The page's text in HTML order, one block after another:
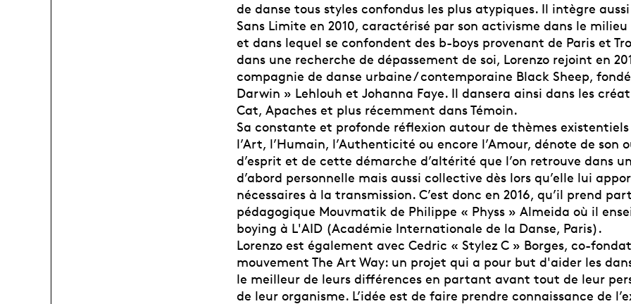
de danse tous styles confondus les plus atypiques. Il intègre
Sans Limite en 2010, caractérisé par son activisme dans le
et dans lequel se confondent des b-boys provenant de Paris et
dans une recherche de dépassement de soi, Lorenzo rejoint en
compagnie de danse urbaine / contemporaine Black Sheep,
Darwin » Lehlouh et Johanna Faye. Il dansera ainsi dans les
Cat, Apaches et plus récemment dans Témoin.
Sa constante et profonde réflexion autour de thèmes
l’Art, l’Humain, l’Authenticité ou encore l’Amour, dénote de son
d’esprit et de cette démarche d’altérité que l’on retrouve dans
d’abord personnelle mais aussi collective dès lors qu’elle lui
nécessaires à la transmission. C’est donc en 2016, qu’il prend
pédagogique Mouvmatik de Philippe « Physs » Almeida où il
boying à L'AID (Académie Internationale de la Danse, Paris).
Lorenzo est également avec Cedric « Stylez C » Borges, co-
mouvement The Art Way: un projet qui a pour but d'aider les
le meilleur de leurs différences en partant avant tout de leur
de leur organisme. L’idée est de faire prendre connaissance de